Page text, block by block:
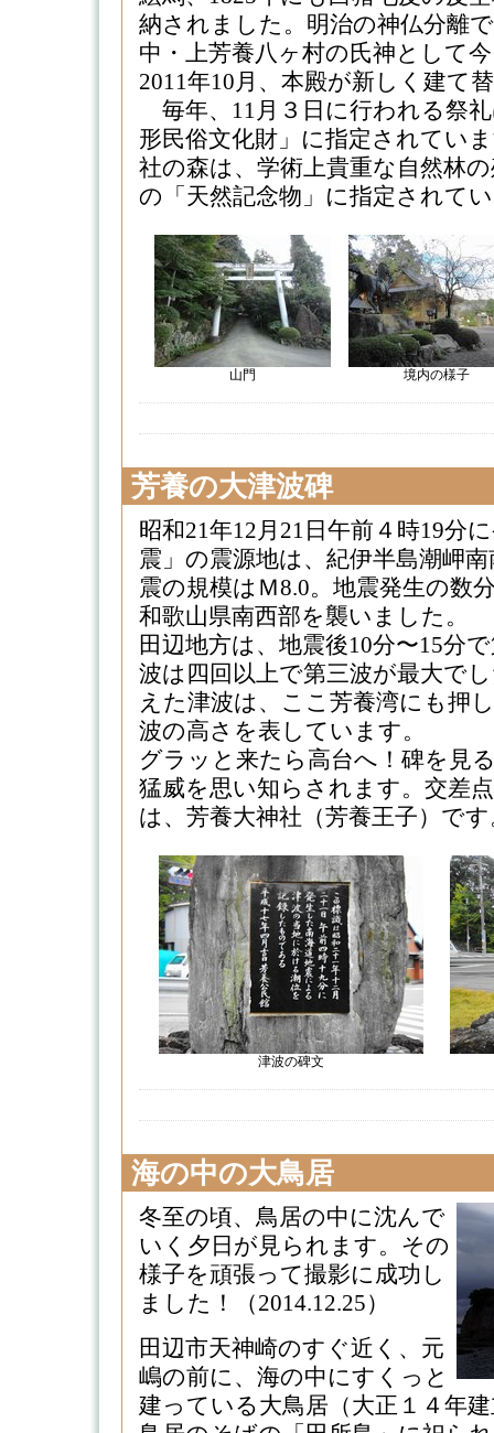
納されました。明治の神仏分離
中・上芳養八ヶ村の氏神として
2011年10月、本殿が新しく建て
毎年、11月３日に行われる祭
形民俗文化財」に指定されてい
社の森は、学術上貴重な自然林
の「天然記念物」に指定されて
山門 境内の様子
芳養の大津波碑
昭和21年12月21日午前４時19分
震」の震源地は、紀伊半島潮岬
震の規模はＭ8.0。地震発生の数
和歌山県南西部を襲いました。
田辺地方は、地震後10分〜15分
波は四回以上で第三波が最大で
えた津波は、ここ芳養湾にも押
波の高さを表しています。
グラッと来たら高台へ！碑を見
猛威を思い知らされます。交差
は、芳養大神社（芳養王子）です
津波の碑文
海の中の大鳥居
冬至の頃、鳥居の中に沈んで
いく夕日が見られます。その
様子を頑張って撮影に成功し
ました！（2014.12.25）
田辺市天神崎のすぐ近く、元
嶋の前に、海の中にすくっと
建っている大鳥居（大正１４年